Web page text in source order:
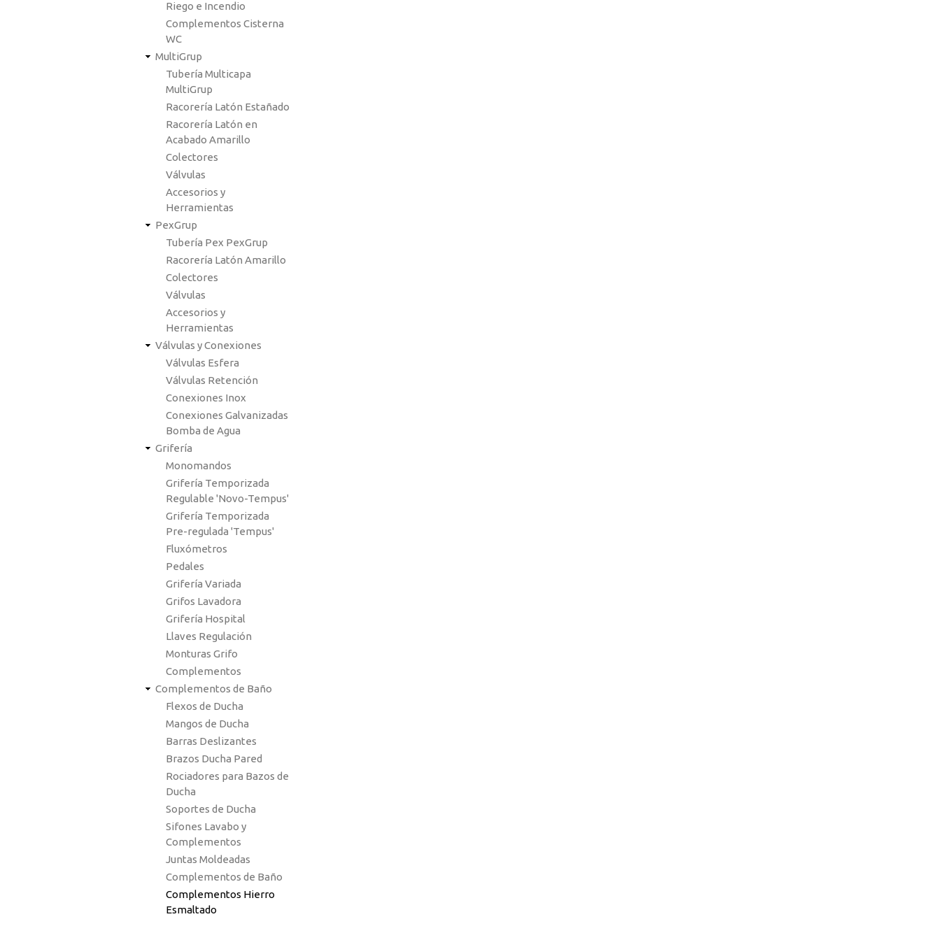
Riego e Incendio
Complementos Cisterna
WC
MultiGrup
Tubería Multicapa
MultiGrup
Racorería Latón Estañado
Racorería Latón en
Acabado Amarillo
Colectores
Válvulas
Accesorios y
Herramientas
PexGrup
Tubería Pex PexGrup
Racorería Latón Amarillo
Colectores
Válvulas
Accesorios y
Herramientas
Válvulas y Conexiones
Válvulas Esfera
Válvulas Retención
Conexiones Inox
Conexiones Galvanizadas
Bomba de Agua
Grifería
Monomandos
Grifería Temporizada
Regulable 'Novo-Tempus'
Grifería Temporizada
Pre-regulada 'Tempus'
Fluxómetros
Pedales
Grifería Variada
Grifos Lavadora
Grifería Hospital
Llaves Regulación
Monturas Grifo
Complementos
Complementos de Baño
Flexos de Ducha
Mangos de Ducha
Barras Deslizantes
Brazos Ducha Pared
Rociadores para Bazos de
Ducha
Soportes de Ducha
Sifones Lavabo y
Complementos
Juntas Moldeadas
Complementos de Baño
Complementos Hierro
Esmaltado